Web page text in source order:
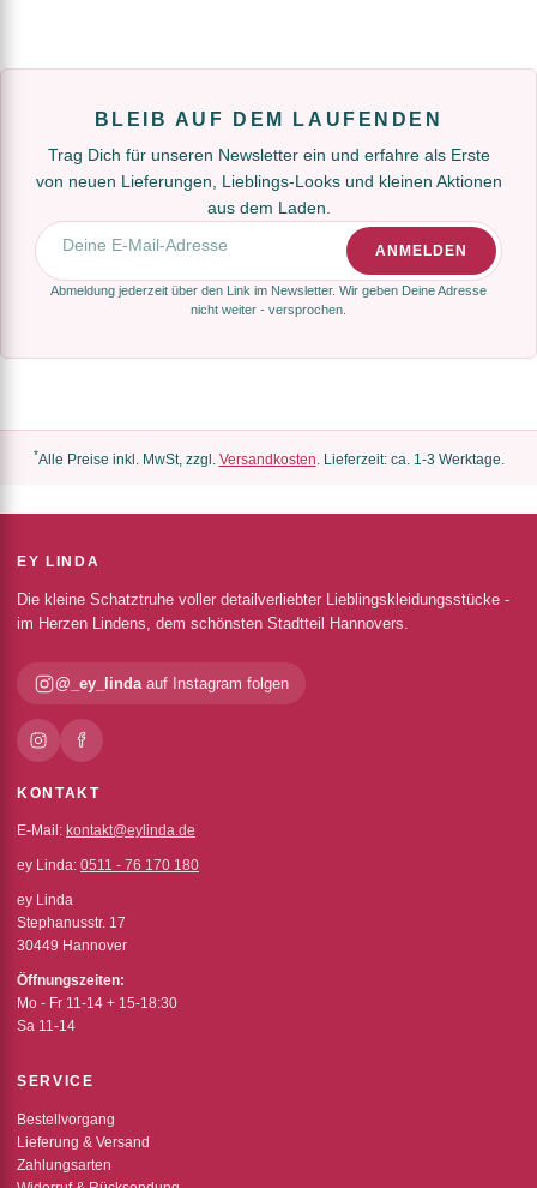
BLEIB AUF DEM LAUFENDEN
Trag Dich für unseren Newsletter ein und erfahre als Erste
von neuen Lieferungen, Lieblings-Looks und kleinen Aktionen
aus dem Laden.
E-Mail-Adresse
ANMELDEN
Abmeldung jederzeit über den Link im Newsletter. Wir geben Deine Adresse
nicht weiter - versprochen.
*Alle Preise inkl. MwSt, zzgl. Versandkosten. Lieferzeit: ca. 1-3 Werktage.
EY LINDA
Die kleine Schatztruhe voller detailverliebter Lieblingskleidungsstücke -
im Herzen Lindens, dem schönsten Stadtteil Hannovers.
@_ey_lindaauf Instagram folgen
KONTAKT
E-Mail: kontakt@eylinda.de
ey Linda: 0511 - 76 170 180
ey Linda
Stephanusstr. 17
30449 Hannover
Öffnungszeiten:
Mo - Fr 11-14 + 15-18:30
Sa 11-14
SERVICE
Bestellvorgang
Lieferung & Versand
Zahlungsarten